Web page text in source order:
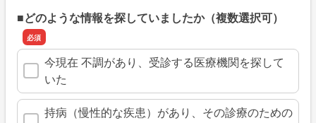
■どのような情報を探していましたか（複数選択可）
今現在 不調があり、受診する医療機関を探して
いた
持病（慢性的な疾患）があり、その診療のための